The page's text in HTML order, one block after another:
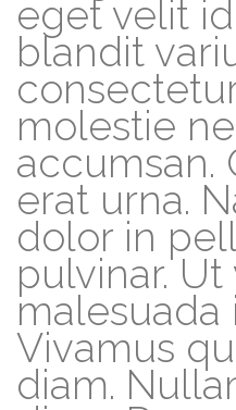
eget velit
blandit
molestie
accumsan.
erat urna.
dolor in
pulvinar. Ut
malesuada
Vivamus
diam.